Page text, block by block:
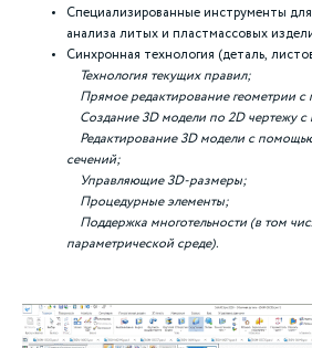
Специализированные инструменты
анализа литых и пластмассовых
Синхронная технология (деталь,
Технология текущих правил;
Прямое редактирование геометрии с
Создание 3D модели по 2D чертежу с
Редактирование 3D модели с
сечений;
Управляющие 3D-размеры;
Процедурные элементы;
Поддержка многотельности (в том
параметрической среде).